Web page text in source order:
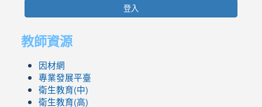
登入
教師資源
因材網
專業發展平臺
衛生教育(中)
衛生教育(高)